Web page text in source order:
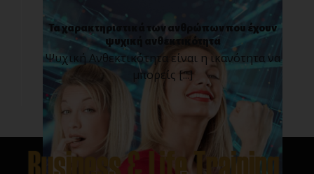
Τα χαρακτηριστικά των ανθρώπων που έχουν
ψυχική ανθεκτικότητα
Ψυχική Ανθεκτικότητα είναι η ικανότητα να
μπορείς [...]